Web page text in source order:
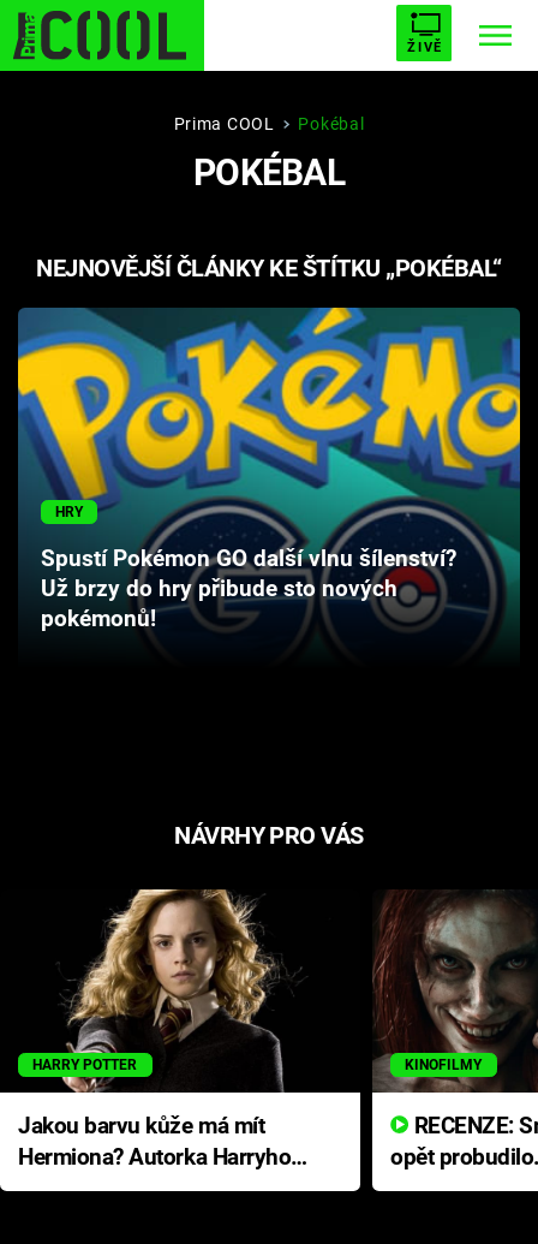
ŽIVĚ
STARHOUSE BUFFY, PŘEMOŽITELKA UPÍRŮ
PLNEJ KOTEL AVENGERS 5
Témata
Filmy
Seriály
Hry
Cool Esport
Pořady
Prima COOL Pokébal
POKÉBAL
NEJNOVĚJŠÍ ČLÁNKY KE ŠTÍTKU „POKÉBAL“
HRY
Spustí Pokémon GO další vlnu šílenství?
Už brzy do hry přibude sto nových
pokémonů!
NÁVRHY PRO VÁS
HARRY POTTER
Jakou barvu kůže má mít
Hermiona? Autorka Harryho
Pottera přišla s ráznou
KINOFILMY
opět
přichází s